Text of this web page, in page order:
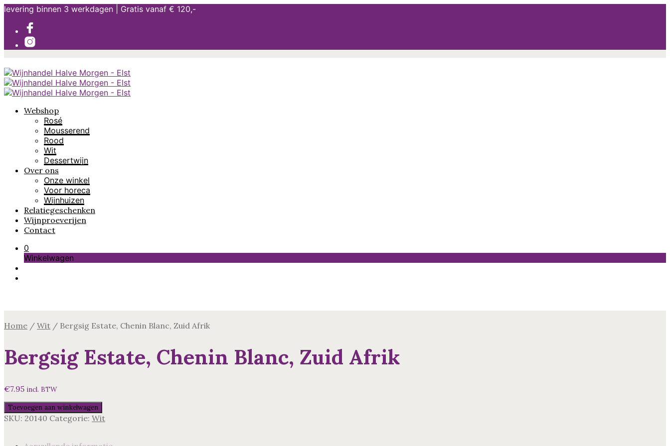
levering binnen 3 werkdagen | Gratis vanaf € 120,-
Webshop
Rosé
Mousserend
Rood
Wit
Dessertwijn
Over ons
Onze winkel
Voor horeca
Wijnhuizen
Relatiegeschenken
Wijnproeverijen
Contact
0
Winkelwagen
Home / Wit / Bergsig Estate, Chenin Blanc, Zuid Afrik
Bergsig Estate, Chenin Blanc, Zuid Afrik
€7.95 incl. BTW
Bergsig
Estate,
Toevoegen aan winkelwagen
SKU: 20140 Categorie: Wit